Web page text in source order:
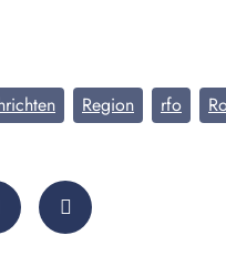
Region rfo